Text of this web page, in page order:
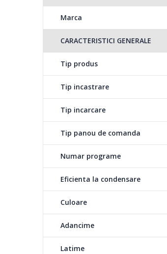
Iluminare Cuva
Auto anti-sifonare
Blocare acces interfata
Mix
Marca
CARACTERISTICI GENERALE
Tip produs
Tip incastrare
Tip incarcare
Tip panou de comanda
Numar programe
Eficienta la condensare
Culoare
Adancime
Latime